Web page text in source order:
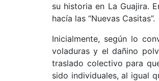
su historia en La Guajira.
hacía las “Nuevas Casitas”.
Inicialmente, según lo
voladuras y el dañino
traslado colectivo para
sido individuales, al igual